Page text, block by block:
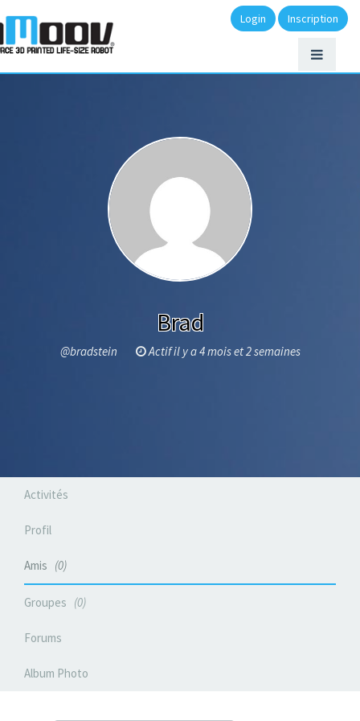
Login Inscription
Brad
@bradstein Actif il y a 4 mois et 2 semaines
Activités
Profil
Amis 0
Groupes 0
Forums
Album Photo